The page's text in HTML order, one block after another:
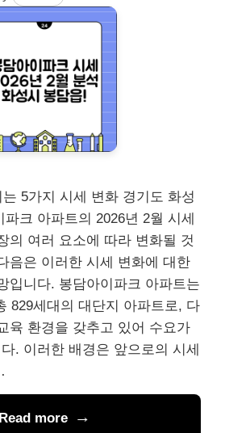
5가지 시세 변화 경기도 화성
크 아파트의 2026년 2월 시세
의 여러 요소에 따라 변화될 것
음은 이러한 시세 변화에 대한
입니다. 봉담아이파크 아파트는
829세대의 대단지 아파트로, 다
육 환경을 갖추고 있어 수요가
. 이러한 배경은 앞으로의 시세
Read more